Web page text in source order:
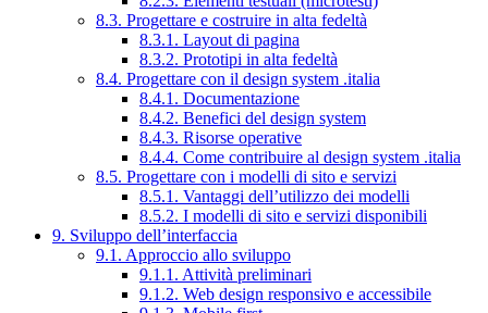
8.3. Progettare e costruire in alta fedeltà
8.3.1. Layout di pagina
8.3.2. Prototipi in alta fedeltà
8.4. Progettare con il design system .italia
8.4.1. Documentazione
8.4.2. Benefici del design system
8.4.3. Risorse operative
8.4.4. Come contribuire al design system .italia
8.5. Progettare con i modelli di sito e servizi
8.5.1. Vantaggi dell’utilizzo dei modelli
8.5.2. I modelli di sito e servizi disponibili
9. Sviluppo dell’interfaccia
9.1. Approccio allo sviluppo
9.1.1. Attività preliminari
9.1.2. Web design responsivo e accessibile